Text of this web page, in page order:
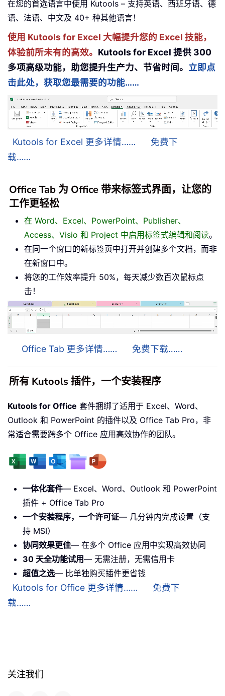
在您的首选语言中使用 Kutools – 支持英语、西班牙语、德
语、法语、中文及 40+ 种其他语言！
使用 Kutools for Excel 大幅提升您的 Excel 技能，
体验前所未有的高效。 Kutools for Excel 提供 300
多项高级功能，助您提升生产力、节省时间。 立即点
击此处，获取您最需要的功能……
Kutools for Excel 更多详情……
免费下
载……
Office Tab 为 Office 带来标签式界面，让您的
工作更轻松
在 Word、Excel、PowerPoint、Publisher、
Access、Visio 和 Project 中启用标签式编辑和阅读。
在同一个窗口的新标签页中打开并创建多个文档，而非
在新窗口中。
将您的工作效率提升 50%，每天减少数百次鼠标点
击！
Office Tab 更多详情…… 免费下载……
所有 Kutools 插件，一个安装程序
Kutools for Office 套件捆绑了适用于 Excel、Word、
Outlook 和 PowerPoint 的插件以及 Office Tab Pro，非
常适合需要跨多个 Office 应用高效协作的团队。
一体化套件— Excel、Word、Outlook 和 PowerPoint
插件 + Office Tab Pro
一个安装程序，一个许可证— 几分钟内完成设置（支
持 MSI）
协同效果更佳— 在多个 Office 应用中实现高效协同
30 天全功能试用— 无需注册，无需信用卡
超值之选— 比单独购买插件更省钱
Kutools for Office 更多详情……
免费下
载……
关注我们